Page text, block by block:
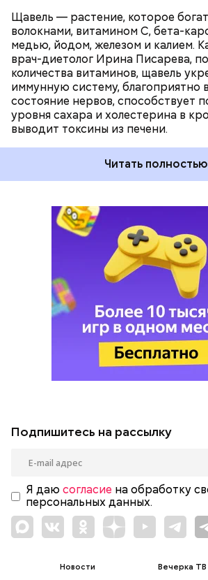
Щавель — растение, которое
волокнами, витамином С, бета-
медью, йодом, железом и калием.
врач-диетолог Ирина Писарева,
количества витаминов, щавель
иммунную систему, благоприятно
состояние нервов, способствует
уровня сахара и холестерина в
выводит токсины из печени.
Читать полностью
Подпишитесь на рассылку
Я даю согласие на обработку
персональных данных.
Новости
Вечерка ТВ